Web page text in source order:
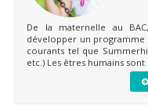
De la maternelle au
développer un
courants tel que
etc.) Les êtres humains sont